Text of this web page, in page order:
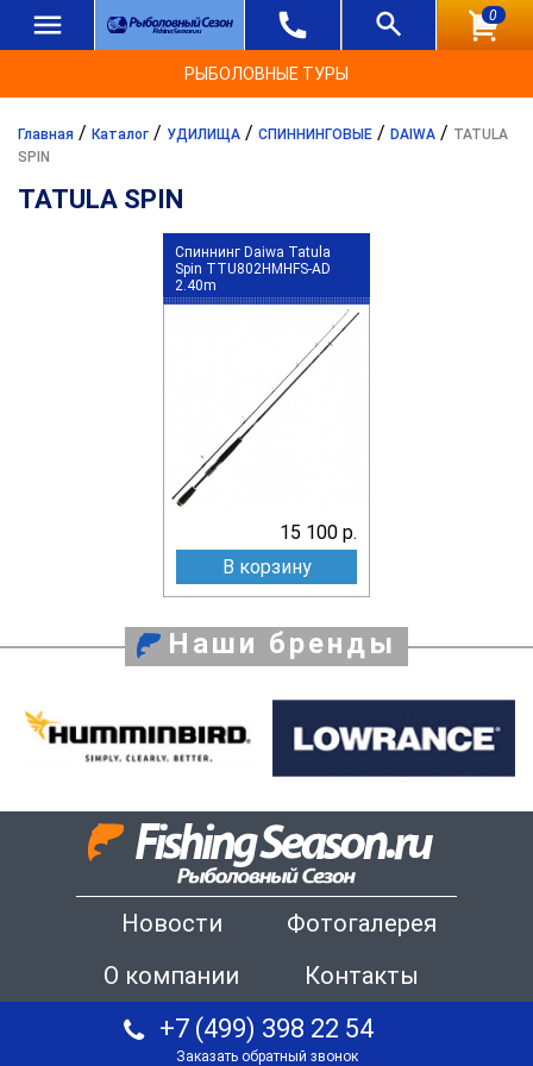
0
РЫБОЛОВНЫЕ ТУРЫ
Главная / Каталог / УДИЛИЩА / СПИННИНГОВЫЕ / DAIWA / TATULA
SPIN
TATULA SPIN
Спиннинг Daiwa Tatula
Spin TTU802HMHFS-AD
2.40m
15 100 р.
В корзину
Наши бренды
Новости
Фотогалерея
О компании
Контакты
+7 (499) 398 22 54
Заказать обратный звонок